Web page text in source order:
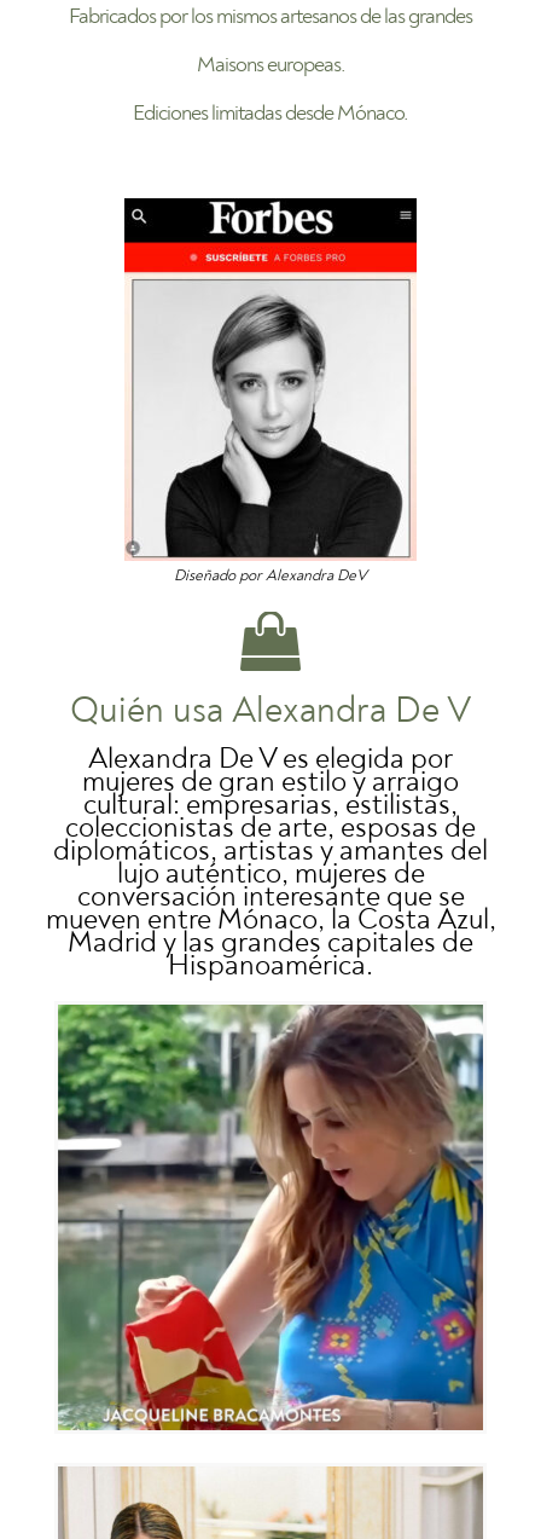
Fabricados por los mismos artesanos de las grandes
Maisons europeas.
Ediciones limitadas desde Mónaco.
Diseñado por Alexandra DeV
Quién usa Alexandra De V
Alexandra De V es elegida por
mujeres de gran estilo y arraigo
cultural: empresarias, estilistas,
coleccionistas de arte, esposas de
diplomáticos, artistas y amantes del
lujo auténtico, mujeres de
conversación interesante que se
mueven entre Mónaco, la Costa Azul,
Madrid y las grandes capitales de
Hispanoamérica.